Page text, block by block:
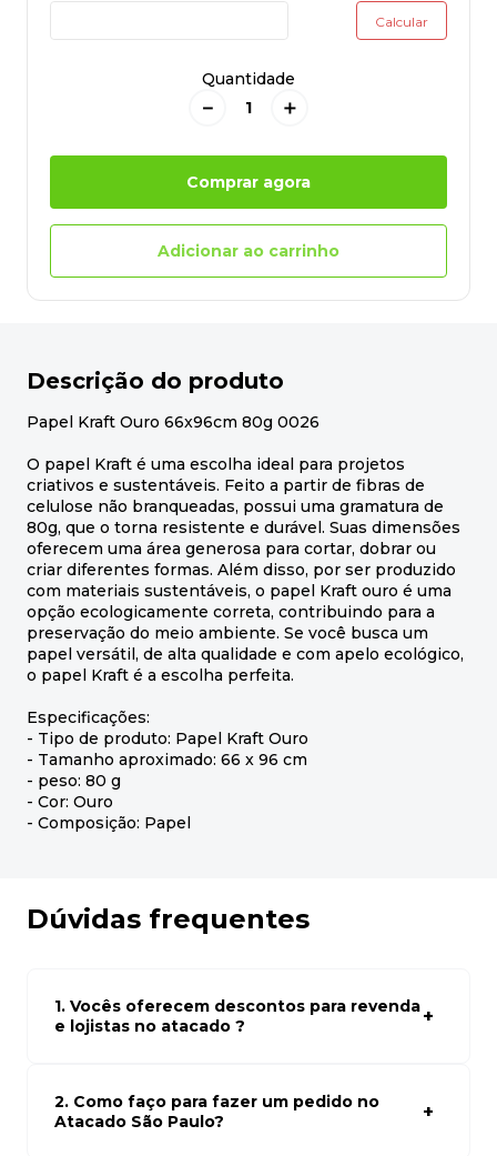
Quantidade
＋
－
Comprar agora
Adicionar ao carrinho
Descrição do produto
Papel Kraft Ouro 66x96cm 80g 0026
O papel Kraft é uma escolha ideal para projetos
criativos e sustentáveis. Feito a partir de fibras de
celulose não branqueadas, possui uma gramatura de
80g, que o torna resistente e durável. Suas dimensões
oferecem uma área generosa para cortar, dobrar ou
criar diferentes formas. Além disso, por ser produzido
com materiais sustentáveis, o papel Kraft ouro é uma
opção ecologicamente correta, contribuindo para a
preservação do meio ambiente. Se você busca um
papel versátil, de alta qualidade e com apelo ecológico,
o papel Kraft é a escolha perfeita.
Especificações:
- Tipo de produto: Papel Kraft Ouro
- Tamanho aproximado: 66 x 96 cm
- peso: 80 g
- Cor: Ouro
- Composição: Papel
Dúvidas frequentes
1. Vocês oferecem descontos para revenda
e lojistas no atacado ?
atacado empresas e compre com os melhores preços
para seu modelo de negócio
2. Como faço para fazer um pedido no
Atacado São Paulo?